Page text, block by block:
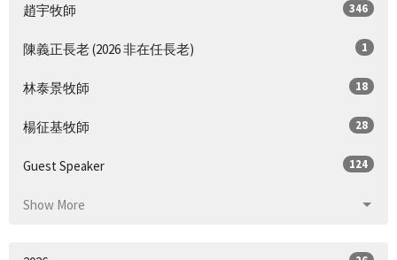
趙宇牧師 346
陳義正長老 (2026 非在任長老) 1
林泰景牧師 18
楊征基牧師 28
Guest Speaker 124
Show More